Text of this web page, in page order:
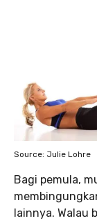
Source: Julie Lohre
Bagi pemula,
lainnya. Walau